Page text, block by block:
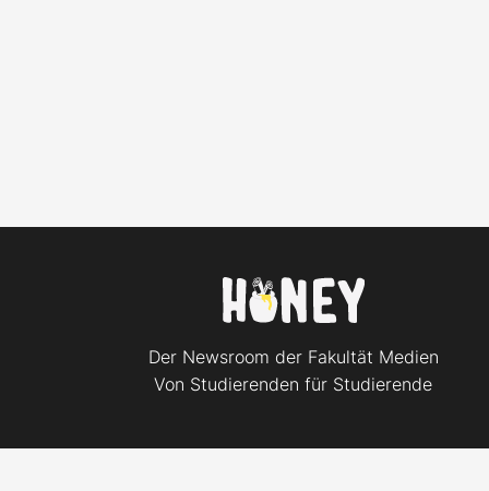
Der Newsroom der Fakultät Medien
Von Studierenden für Studierende